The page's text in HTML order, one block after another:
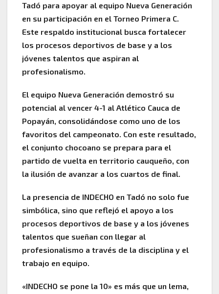
Tadó para apoyar al equipo Nueva Generación
en su participación en el Torneo Primera C.
Este respaldo institucional busca fortalecer
los procesos deportivos de base y a los
jóvenes talentos que aspiran al
profesionalismo.
El equipo Nueva Generación demostró su
potencial al vencer 4-1 al Atlético Cauca de
Popayán, consolidándose como uno de los
favoritos del campeonato. Con este resultado,
el conjunto chocoano se prepara para el
partido de vuelta en territorio cauqueño, con
la ilusión de avanzar a los cuartos de final.
La presencia de INDECHO en Tadó no solo fue
simbólica, sino que reflejó el apoyo a los
procesos deportivos de base y a los jóvenes
talentos que sueñan con llegar al
profesionalismo a través de la disciplina y el
trabajo en equipo.
«INDECHO se pone la 10» es más que un lema,